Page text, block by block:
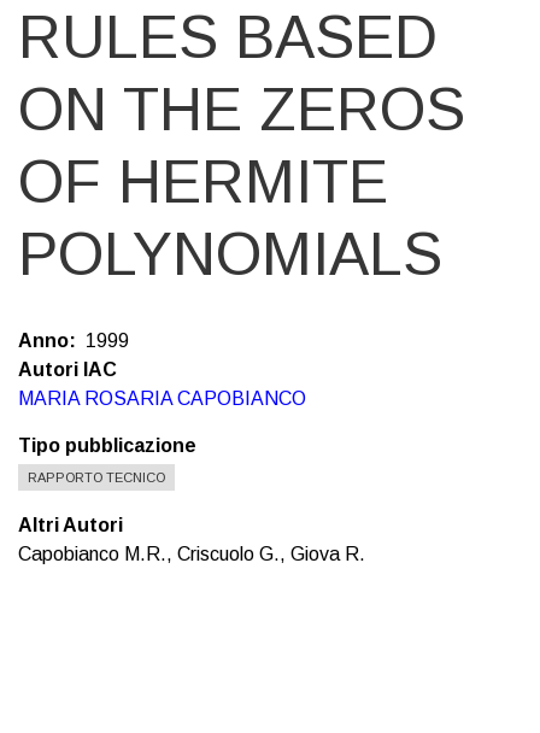
RULES BASED
ON THE ZEROS
OF HERMITE
POLYNOMIALS
Anno
1999
Autori IAC
MARIA ROSARIA CAPOBIANCO
Tipo pubblicazione
RAPPORTO TECNICO
Altri Autori
Capobianco M.R., Criscuolo G., Giova R.